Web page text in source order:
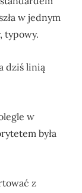
w jednym
typowy.
dziś linią
w
była
z